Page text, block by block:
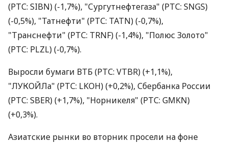
(РТС: SIBN) (-1,7%), "Сургутнефтегаза" (РТС: SNGS)
(-0,5%), "Татнефти" (РТС: TATN) (-0,7%),
"Транснефти" (РТС: TRNF) (-1,4%), "Полюс Золото"
(РТС: PLZL) (-0,7%).
Выросли бумаги ВТБ (РТС: VTBR) (+1,1%),
"ЛУКОЙЛа" (РТС: LKOH) (+0,2%), Сбербанка России
(РТС: SBER) (+1,7%), "Норникеля" (РТС: GMKN)
(+0,3%).
Азиатские рынки во вторник просели на фоне